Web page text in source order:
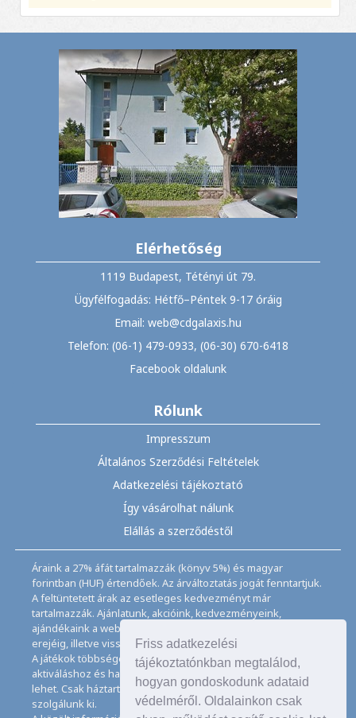
Friss adatkezelési
tájékoztatónkban megtalálod,
hogyan gondoskodunk adataid
védelméről. Oldalainkon csak
Elérhetőség
1119 Budapest, Tétényi út 79.
Ügyfélfogadás: Hétfő–Péntek 9-17 óráig
Email: web@cdgalaxis.hu
Telefon: (06-1) 479-0933, (06-30) 670-6418
Facebook oldalunk
Rólunk
Impresszum
Általános Szerződési Feltételek
Adatkezelési tájékoztató
Így vásárolhat nálunk
Elállás a szerződéstől
Áraink a 27% áfát tartalmazzák (könyv 5%) és magyar
forintban (HUF) értendőek. Az árváltoztatás jogát fenntartjuk.
A feltüntetett árak az esetleges kedvezményt már
tartalmazzák. Ajánlatunk, akcióink, kedvezményeink,
ajándékaink a webáruházban feltüntetett ideig, a készletek
erejéig, illetve visszavonásig érvényesek.
A játékok többségéhez angol nyelvismeret illetve az
aktiváláshoz és használathoz internet kapcsolat szükséges
lehet. Csak háztartásban használatos mennyiségeket
szolgálunk ki.